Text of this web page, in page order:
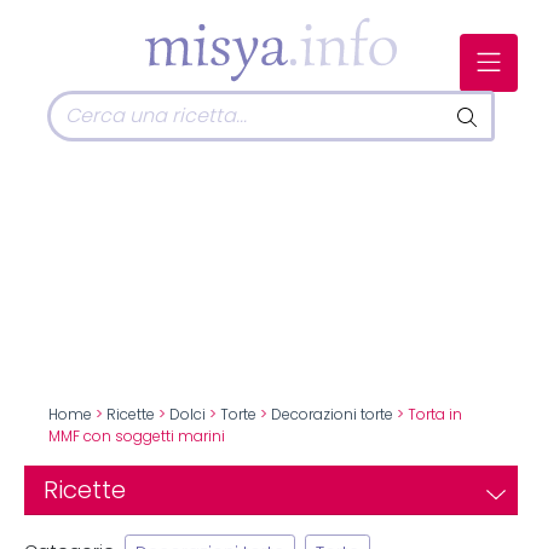
Home > Ricette > Dolci > Torte > Decorazioni torte > Torta in
MMF con soggetti marini
Ricette